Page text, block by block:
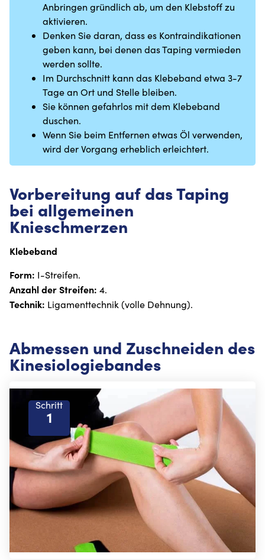
Anbringen gründlich ab, um den Klebstoff zu
aktivieren.
Denken Sie daran, dass es Kontraindikationen
geben kann, bei denen das Taping vermieden
werden sollte.
Im Durchschnitt kann das Klebeband etwa 3-7
Tage an Ort und Stelle bleiben.
Sie können gefahrlos mit dem Klebeband
duschen.
Wenn Sie beim Entfernen etwas Öl verwenden,
wird der Vorgang erheblich erleichtert.
Vorbereitung auf das Taping
bei allgemeinen
Knieschmerzen
Klebeband
Form: I-Streifen.
Anzahl der Streifen: 4.
Technik: Ligamenttechnik (volle Dehnung).
Abmessen und Zuschneiden des
Kinesiologiebandes
Schritt
1